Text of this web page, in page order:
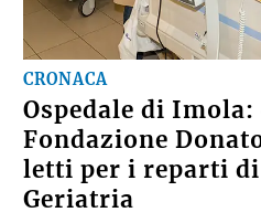
CRONACA
Ospedale di
Fondazione
letti per i reparti di
Geriatria